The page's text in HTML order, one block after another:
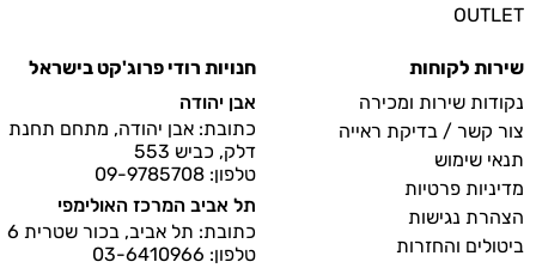
OUTLET
שירות לקוחות
נקודות שירות ומכירה
צור קשר / בדיקת ראייה
תנאי שימוש
מדיניות פרטיות
הצהרת נגישות
ביטולים והחזרות
חנויות רודי פרוג'קט בישראל
אבן יהודה
כתובת: אבן יהודה, מתחם תחנת
דלק, כביש 553
טלפון: 09-9785708
תל אביב המרכז האולימפי
כתובת: תל אביב, בכור שטרית 6
טלפון: 03-6410966